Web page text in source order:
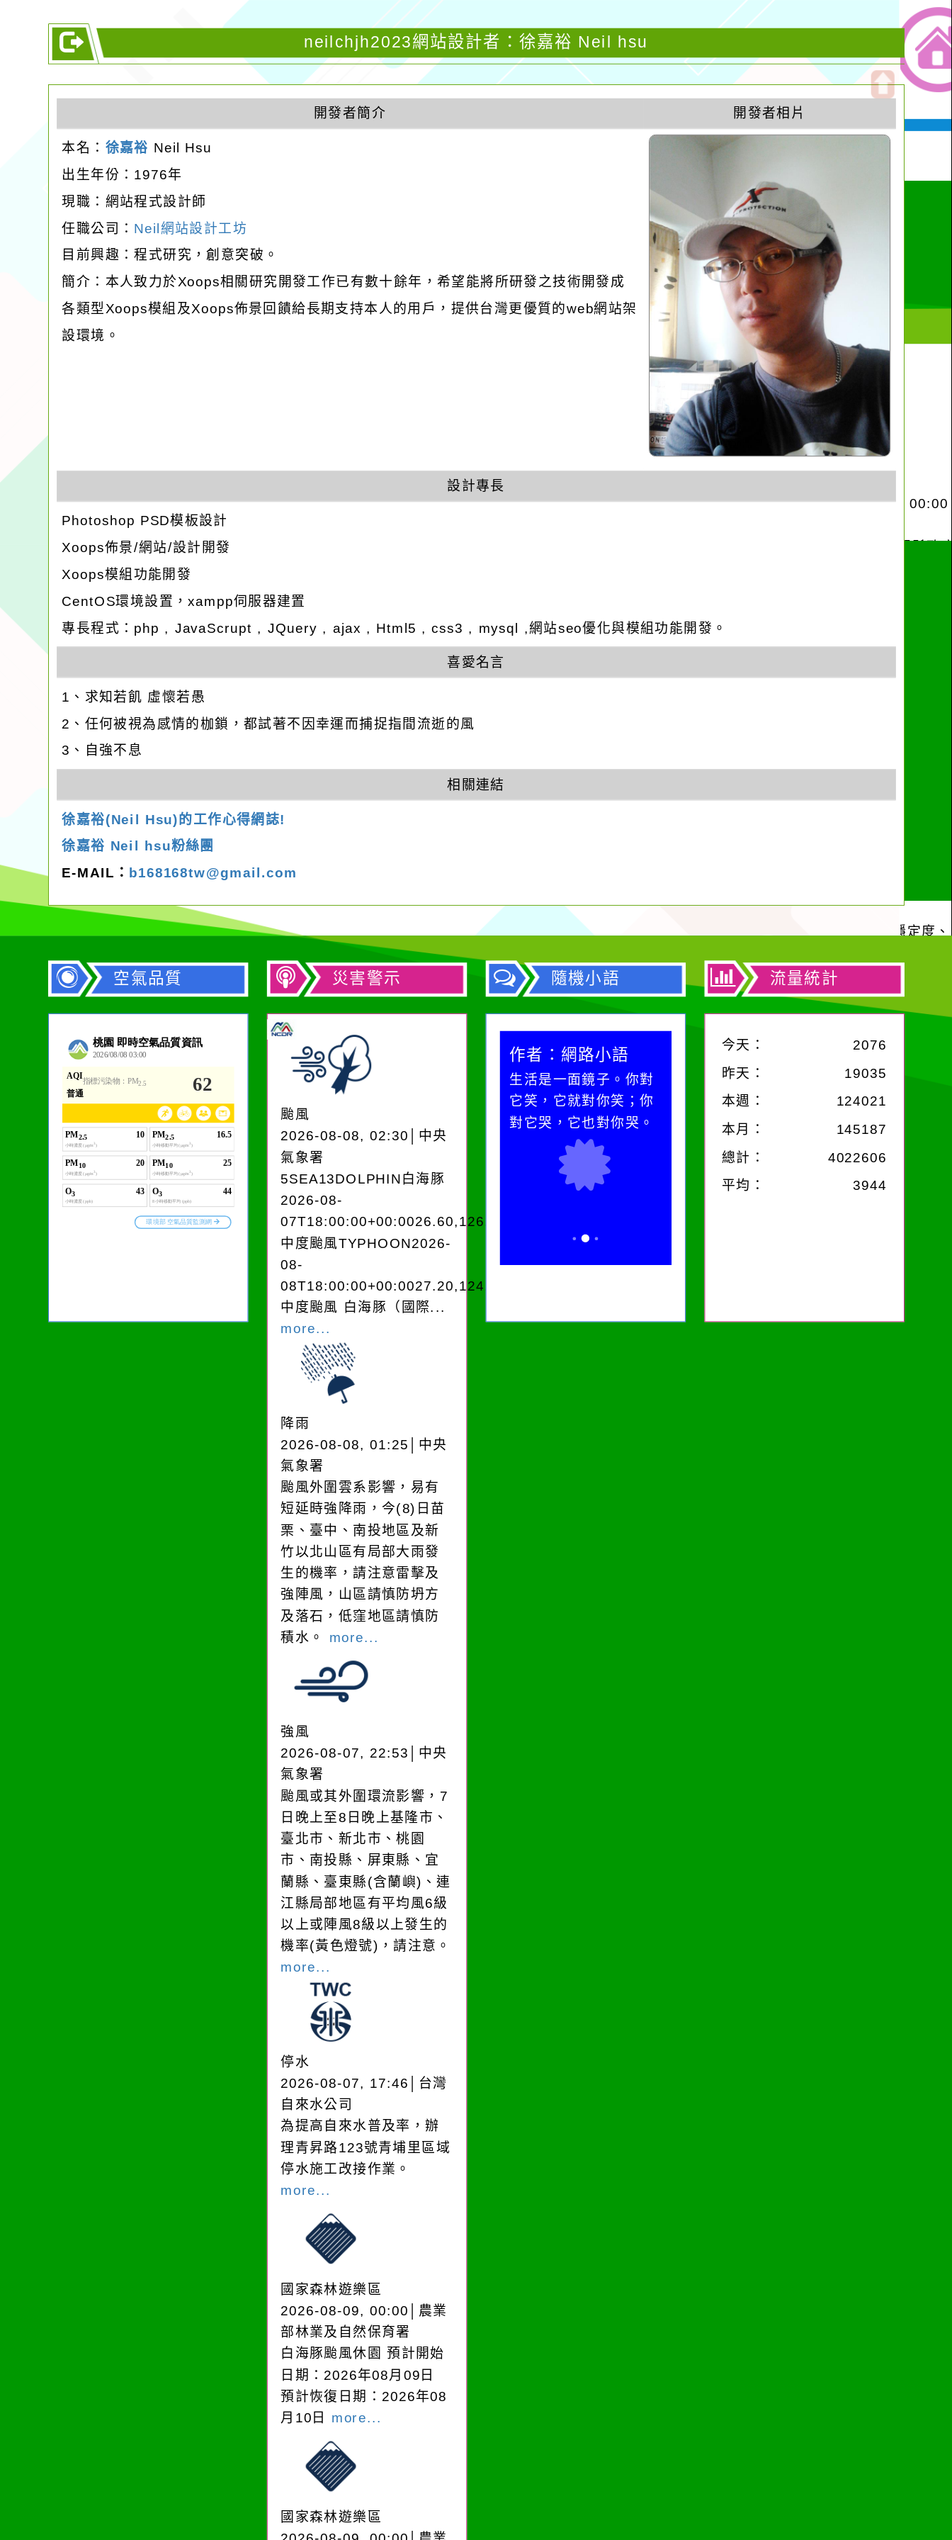
neilchjh2023網站設計者：徐嘉裕 Neil hsu
開發者簡介 開發者相片
本名： 徐嘉裕 Neil Hsu
出生年份：1976年
現職：網站程式設計師
任職公司： Neil網站設計工坊
目前興趣：程式研究，創意突破。
簡介：本人致力於Xoops相關研究開發工作已有數十餘年，希望能將所研發之技術開發成
各類型Xoops模組及Xoops佈景回饋給長期支持本人的用戶，提供台灣更優質的web網站架
設環境。
設計專長
Photoshop PSD模板設計
Xoops佈景/網站/設計開發
Xoops模組功能開發
CentOS環境設置，xampp伺服器建置
專長程式：php , JavaScrupt , JQuery , ajax , Html5 , css3 , mysql ,網站seo優化與模組功能開發。
喜愛名言
1、求知若飢 虛懷若愚
2、任何被視為感情的枷鎖，都試著不因幸運而捕捉指間流逝的風
3、自強不息
相關連結
徐嘉裕(Neil Hsu)的工作心得網誌!
徐嘉裕 Neil hsu粉絲團
E-MAIL： b168168tw@gmail.com
空氣品質 災害警示
颱風
2026-08-08, 02:30│中央
氣象署
5SEA13DOLPHIN白海豚
2026-08-
07T18:00:00+00:0026.60,126.504050950280
中度颱風TYPHOON2026-
08-
08T18:00:00+00:0027.20,124.103848960250
中度颱風 白海豚（國際...
more...
降雨
2026-08-08, 01:25│中央
氣象署
颱風外圍雲系影響，易有
短延時強降雨，今(8)日苗
栗、臺中、南投地區及新
竹以北山區有局部大雨發
生的機率，請注意雷擊及
強陣風，山區請慎防坍方
及落石，低窪地區請慎防
積水。 more...
強風
2026-08-07, 22:53│中央
氣象署
颱風或其外圍環流影響，7
日晚上至8日晚上基隆市、
臺北市、新北市、桃園
市、南投縣、屏東縣、宜
蘭縣、臺東縣(含蘭嶼)、連
江縣局部地區有平均風6級
以上或陣風8級以上發生的
機率(黃色燈號)，請注意。
more...
停水
2026-08-07, 17:46│台灣
自來水公司
為提高自來水普及率，辦
理青昇路123號青埔里區域
停水施工改接作業。
more...
國家森林遊樂區
2026-08-09, 00:00│農業
部林業及自然保育署
白海豚颱風休園 預計開始
日期：2026年08月09日
預計恢復日期：2026年08
月10日 more...
國家森林遊樂區
隨機小語
一杯清水因滴入一滴污
水而變污濁，一杯污水
卻不會因一滴清水的存
在而變清澈。
作者：網路小語
生活是一面鏡子。你對
作者：網路小語
在實現理想的路途中，
必須排除一切干擾，特
別是要看清那些美麗的
流量統計
今天： 2076
昨天：
19035
本週：
124021
本月：
145187
總計：
4022606
平均： 3944